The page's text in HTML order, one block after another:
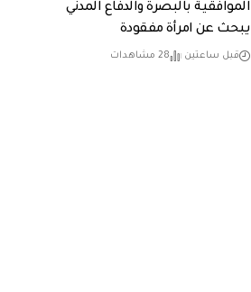
الموافقية بالبصرة والدفاع المدني
يبحث عن امرأة مفقودة
قبل ساعتين 28 مشاهدات